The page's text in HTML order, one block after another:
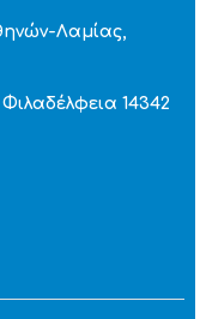
Λαμίας,
14342